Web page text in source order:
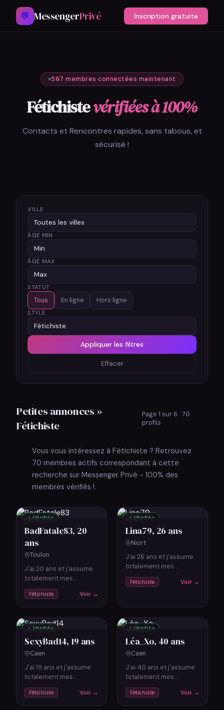
💬 MessengerPrivé Inscription gratuite
567 membres connectées maintenant
Fétichistevérifiées à 100%
Contacts et Rencontres rapides, sans tabous, et
sécurisé !
VILLE
ÂGE MIN
ÂGE MAX
STATUT
Tous En ligne Hors ligne
STYLE
Appliquer les filtres
Effacer
Petites annonces »
Fétichiste
Page 1 sur 6 · 70
profils
Vous vous intéressez à Fétichiste ? Retrouvez
70 membres actifs correspondant à cette
recherche sur Messenger Privé - 100% des
membres vérifiés !.
✓ Vérifiée
BadFatale83, 20
ans
Toulon
J'ai 20 ans et j'assume
totalement mes
fétichismes. Je suis
passionnée de cuisine
et de voyages....…
Fétichiste Voir →
✓ Vérifiée
Lina79, 26 ans
Niort
J'ai 26 ans et j'assume
totalement mes
fétichismes. Je suis
infirmière, j'ai des
Fétichiste Voir →
✓ Vérifiée
SexyBad14, 19 ans
Caen
J'ai 19 ans et j'assume
totalement mes
fétichismes. Je suis
étudiante, j'adore sortir
et...…
Fétichiste Voir →
✓ Vérifiée
Léa_Xo, 40 ans
Caen
J'ai 40 ans et j'assume
totalement mes
fétichismes. Je suis
passionnée de cuisine
et de voyages....…
Fétichiste Voir →